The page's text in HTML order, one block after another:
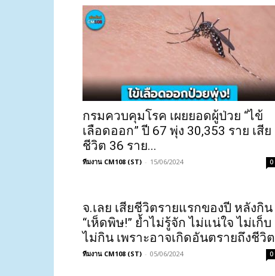
กรมควบคุมโรค เผยยอดผู้ป่วย “ไข้
เลือดออก” ปี 67 พุ่ง 30,353 ราย เสีย
ชีวิต 36 ราย...
ทีมงาน CM108 (ST) - 15/06/2024 0
จ.เลย เสียชีวิตรายแรกของปี หลังกิน
“เห็ดพิษ!” ย้ำไม่รู้จัก ไม่แน่ใจ ไม่เก็บ
ไม่กิน เพราะอาจเกิดอันตรายถึงชีวิต
ทีมงาน CM108 (ST) - 05/06/2024 0